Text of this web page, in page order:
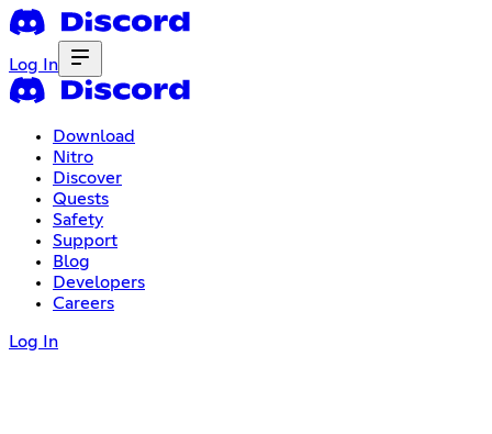
Log In
Download
Nitro
Discover
Quests
Safety
Support
Blog
Developers
Careers
Log In